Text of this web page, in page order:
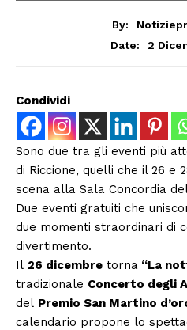
By:
Date:
2
Condividi
Sono due tra gli eventi più
di Riccione, quelli che il 26 e
scena alla Sala Concordia
Due eventi gratuiti che
due momenti straordinari di
divertimento.
Il 26 dicembre torna “La
tradizionale Concerto degli
del Premio San Martino
calendario propone lo